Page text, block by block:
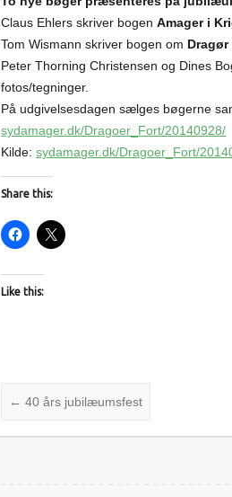
Claus Ehlers skriver bogenAmager i
Tom Wismann skriver bogen om Dragør
Peter Thorning Christensen og Dines
fotos/tegninger.
På udgivelsesdagen sælges bøgerne
sydamager.dk/Dragoer_Fort/20140928/
Kilde:sydamager.dk/Dragoer_Fort/
Share this:
Like this:
← 40 års jubilæumsfest